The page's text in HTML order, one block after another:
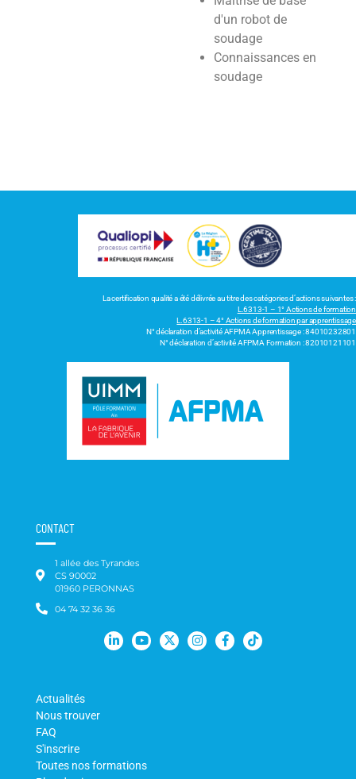
d'un robot de
soudage
Connaissances en
soudage
La certification qualité a été délivrée au titre des catégories d’actions suivantes :
L.6313-1 – 1° Actions de formation
L.6313-1 – 4° Actions de formation par apprentissage
N° déclaration d’activité AFPMA Apprentissage : 84010232801
N° déclaration d’activité AFPMA Formation : 82010121101
CONTACT
1 allée des Tyrandes
CS 90002
01960 PERONNAS
04 74 32 36 36
Actualités
Nous trouver
FAQ
S'inscrire
Toutes nos formations